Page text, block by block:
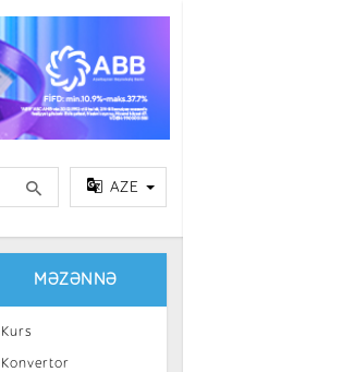
AZE
MƏZƏNNƏ
Kurs
Konvertor